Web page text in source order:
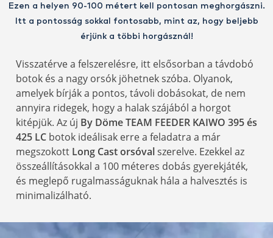
Ezen a helyen 90-100 métert kell pontosan meghorgászni.
Itt a pontosság sokkal fontosabb, mint az, hogy beljebb
érjünk a többi horgásznál!
Visszatérve a felszerelésre, itt elsősorban a távdobó
botok és a nagy orsók jöhetnek szóba. Olyanok,
amelyek bírják a pontos, távoli dobásokat, de nem
annyira ridegek, hogy a halak szájából a horgot
kitépjük. Az új By Döme TEAM FEEDER KAIWO 395 és
425 LC botok ideálisak erre a feladatra a már
megszokott Long Cast orsóvalszerelve. Ezekkel az
összeállításokkal a 100 méteres dobás gyerekjáték,
és meglepő rugalmasságuknak hála a halvesztés is
minimalizálható.